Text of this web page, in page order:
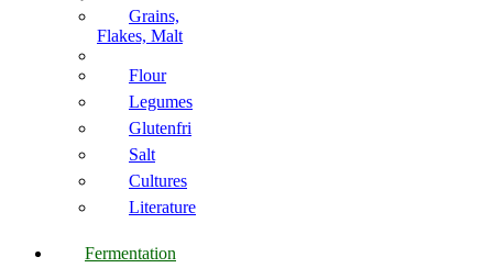
Grains,
Flakes, Malt
Flour
Legumes
Glutenfri
Salt
Cultures
Literature
Fermentation